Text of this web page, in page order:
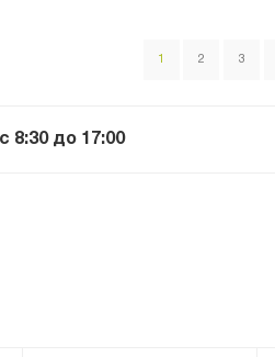
1 2 3
8:30 до 17:00